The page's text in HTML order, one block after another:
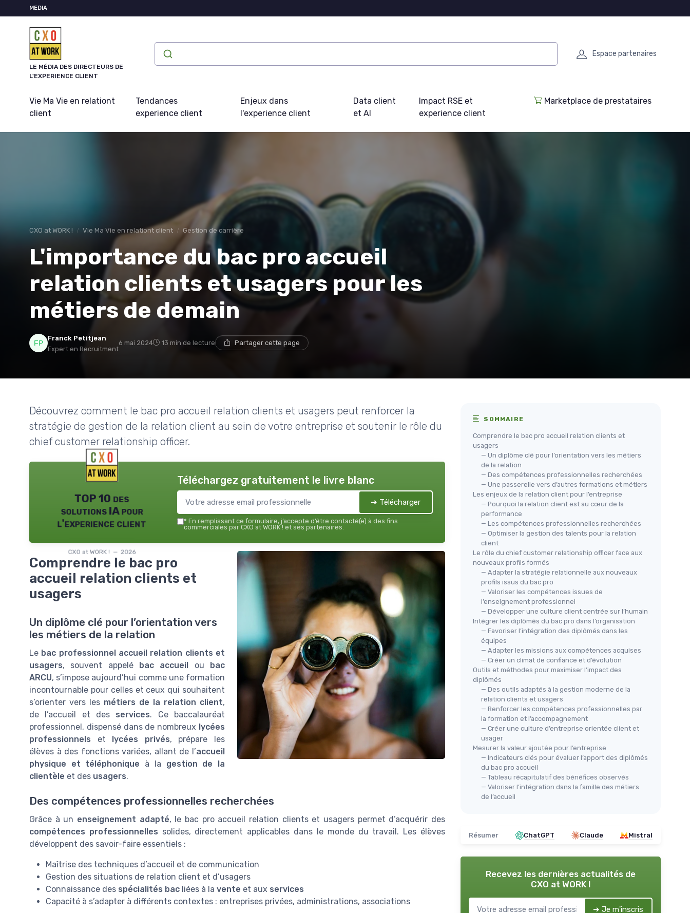
MEDIA
LE MÉDIA DES DIRECTEURS DE
L'EXPERIENCE CLIENT
Espace partenaires
Vie Ma Vie en relationt
client
Tendances
experience client
Enjeux dans
l'experience client
Data client
et AI
Impact RSE et
experience client
Marketplace de prestataires
CXO at WORK ! Vie Ma Vie en relationt client Gestion de carrière
L'importance du bac pro accueil
relation clients et usagers pour les
métiers de demain
Franck Petitjean
Expert en Recruitment
6 mai 2024 13 min de lecture Partager cette page
Découvrez comment le bac pro accueil relation clients et usagers peut renforcer la
stratégie de gestion de la relation client au sein de votre entreprise et soutenir le rôle du
chief customer relationship officer.
TOP 10 des
solutions IA pour
l'experience client
CXO at WORK ! — 2026
Téléchargez gratuitement le livre blanc
➔ Télécharger
* En remplissant ce formulaire, j’accepte d’être contacté(e) à des fins
commerciales par CXO at WORK ! et ses partenaires.
Comprendre le bac pro
accueil relation clients et
usagers
Un diplôme clé pour l’orientation vers
les métiers de la relation
Le bac professionnel accueil relation clients et
usagers, souvent appelé bac accueil ou bac
ARCU, s’impose aujourd’hui comme une formation
incontournable pour celles et ceux qui souhaitent
s’orienter vers les métiers de la relation client,
de l’accueil et des services. Ce baccalauréat
professionnel, dispensé dans de nombreux lycées
professionnels et lycées privés, prépare les
élèves à des fonctions variées, allant de l’accueil
physique et téléphonique à la gestion de la
clientèle et des usagers.
Des compétences professionnelles recherchées
Grâce à un enseignement adapté, le bac pro accueil relation clients et usagers permet d’acquérir des
compétences professionnelles solides, directement applicables dans le monde du travail. Les élèves
développent des savoir-faire essentiels :
Maîtrise des techniques d’accueil et de communication
Gestion des situations de relation client et d’usagers
Connaissance des spécialités bac liées à la vente et aux services
Capacité à s’adapter à différents contextes : entreprises privées, administrations, associations
SOMMAIRE
Comprendre le bac pro accueil relation clients et
usagers
— Un diplôme clé pour l’orientation vers les métiers
de la relation
— Des compétences professionnelles recherchées
— Une passerelle vers d’autres formations et métiers
Les enjeux de la relation client pour l’entreprise
— Pourquoi la relation client est au cœur de la
performance
— Les compétences professionnelles recherchées
— Optimiser la gestion des talents pour la relation
client
Le rôle du chief customer relationship officer face aux
nouveaux profils formés
— Adapter la stratégie relationnelle aux nouveaux
profils issus du bac pro
— Valoriser les compétences issues de
l’enseignement professionnel
— Développer une culture client centrée sur l’humain
Intégrer les diplômés du bac pro dans l’organisation
— Favoriser l’intégration des diplômés dans les
équipes
— Adapter les missions aux compétences acquises
— Créer un climat de confiance et d’évolution
Outils et méthodes pour maximiser l’impact des
diplômés
— Des outils adaptés à la gestion moderne de la
relation clients et usagers
— Renforcer les compétences professionnelles par
la formation et l’accompagnement
— Créer une culture d’entreprise orientée client et
usager
Mesurer la valeur ajoutée pour l’entreprise
— Indicateurs clés pour évaluer l’apport des diplômés
du bac pro accueil
— Tableau récapitulatif des bénéfices observés
— Valoriser l’intégration dans la famille des métiers
de l’accueil
Résumer ChatGPT Claude Mistral
Recevez les dernières actualités de
CXO at WORK !
➔ Je m'inscris
Panneau de gestion des cookies